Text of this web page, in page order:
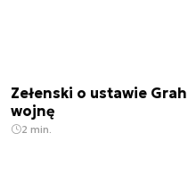
Zełenski o ustawie
wojnę
2 min.